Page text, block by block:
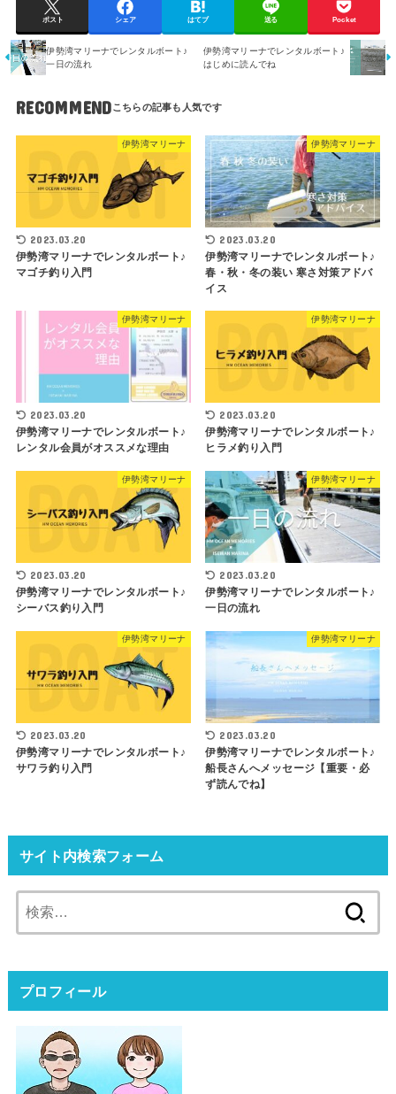
ポスト シェア はてブ 送る Pocket
伊勢湾マリーナでレンタルボート♪
一日の流れ
伊勢湾マリーナでレンタルボート♪
はじめに読んでね
RECOMMEND
伊勢湾マリーナ
2023.03.20
伊勢湾マリーナでレンタルボート♪
マゴチ釣り入門
伊勢湾マリーナ
2023.03.20
伊勢湾マリーナでレンタルボート♪
春・秋・冬の装い 寒さ対策アドバ
イス
伊勢湾マリーナ
2023.03.20
伊勢湾マリーナでレンタルボート♪
レンタル会員がオススメな理由
伊勢湾マリーナ
2023.03.20
伊勢湾マリーナでレンタルボート♪
ヒラメ釣り入門
伊勢湾マリーナ
2023.03.20
伊勢湾マリーナでレンタルボート♪
シーバス釣り入門
伊勢湾マリーナ
2023.03.20
伊勢湾マリーナでレンタルボート♪
一日の流れ
伊勢湾マリーナ
2023.03.20
伊勢湾マリーナでレンタルボート♪
サワラ釣り入門
伊勢湾マリーナ
2023.03.20
伊勢湾マリーナでレンタルボート♪
船長さんへメッセージ【重要・必
ず読んでね】
サイト内検索フォーム
索:
プロフィール